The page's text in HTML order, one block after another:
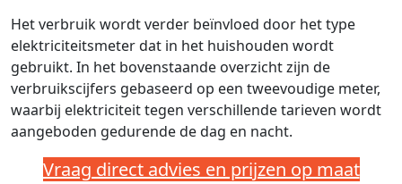
Het verbruik wordt verder beïnvloed door het type
elektriciteitsmeter dat in het huishouden wordt
gebruikt. In het bovenstaande overzicht zijn de
verbruikscijfers gebaseerd op een tweevoudige meter,
waarbij elektriciteit tegen verschillende tarieven wordt
aangeboden gedurende de dag en nacht.
Vraag direct advies en prijzen op maat